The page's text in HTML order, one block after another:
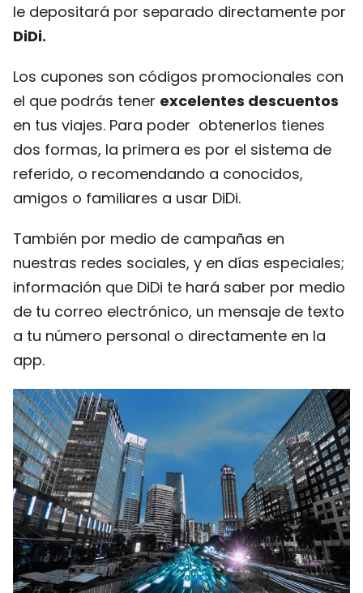
le depositará por separado directamente por
DiDi.
Los cupones son códigos promocionales con
el que podrás tener excelentes descuentos
en tus viajes. Para poder obtenerlos tienes
dos formas, la primera es por el sistema de
referido, o recomendando a conocidos,
amigos o familiares a usar DiDi.
También por medio de campañas en
nuestras redes sociales, y en días especiales;
información que DiDi te hará saber por medio
de tu correo electrónico, un mensaje de texto
a tu número personal o directamente en la
app.